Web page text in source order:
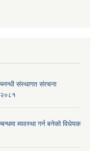
संस्थागत संरचना
२०८१
ब्यवस्था गर्न बनेको विधेयक